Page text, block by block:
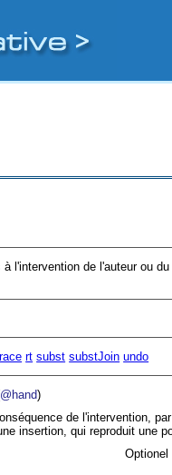
l'intervention de l'auteur ou
rt subst substJoin undo
@hand)
de l'intervention,
insertion, qui reproduit une
Optionel